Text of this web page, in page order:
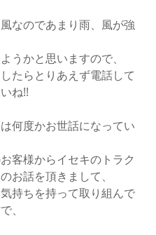
なのであまり雨、風が強
うかと思いますので、
たらとりあえず電話して
ね!!
何度かお世話になってい
客様からイセキのトラク
お話を頂きまして、
持ちを持って取り組んで
、